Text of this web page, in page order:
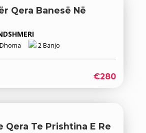
Qera Banesë Në
2 Banjo
€280
Qera Te Prishtina E Re